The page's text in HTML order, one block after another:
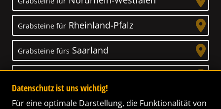
Grabsteine für Rheinland-Pfalz
Grabsteine fürs Saarland
Grabsteine fürSachsen-Anhalt
Datenschutz ist uns wichtig!
Für eine optimale Darstellung, die Funktionalität von